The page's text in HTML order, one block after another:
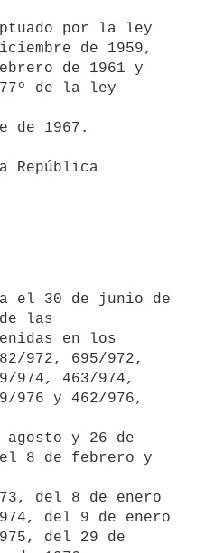
por la ley
de 1959,
de 1961 y
de la ley
de 1967.
República
las
en los
972, 695/972,
974, 463/974,
976 y 462/976,
agosto y 26 de
8 de febrero y
del 8 de enero
del 9 de enero
del 29 de